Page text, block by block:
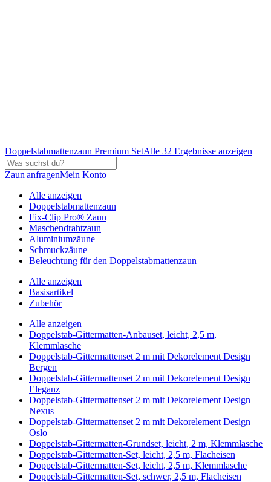
Doppelstabmattenzaun Premium SetAlle 32 Ergebnisse anzeigen
Zaun anfragenMein Konto
Alle anzeigen
Doppelstabmattenzaun
Fix-Clip Pro® Zaun
Maschendrahtzaun
Aluminiumzäune
Schmuckzäune
Beleuchtung für den Doppelstabmattenzaun
Alle anzeigen
Basisartikel
Zubehör
Alle anzeigen
Doppelstab-Gittermatten-Anbauset, leicht, 2,5 m,
Klemmlasche
Doppelstab-Gittermattenset 2 m mit Dekorelement Design
Bergen
Doppelstab-Gittermattenset 2 m mit Dekorelement Design
Eleganz
Doppelstab-Gittermattenset 2 m mit Dekorelement Design
Nexus
Doppelstab-Gittermattenset 2 m mit Dekorelement Design
Oslo
Doppelstab-Gittermatten-Grundset, leicht, 2 m, Klemmlasche
Doppelstab-Gittermatten-Set, leicht, 2,5 m, Flacheisen
Doppelstab-Gittermatten-Set, leicht, 2,5 m, Klemmlasche
Doppelstab-Gittermatten-Set, schwer, 2,5 m, Flacheisen